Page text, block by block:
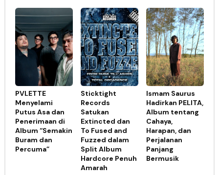
PVLETTE
Menyelami
Putus Asa dan
Penerimaan di
Album “Semakin
Buram dan
Percuma”
Sticktight
Records
Satukan
Extincted dan
To Fused and
Fuzzed dalam
Split Album
Hardcore Penuh
Amarah
Ismam Saurus
Hadirkan PELITA,
Album tentang
Cahaya,
Harapan, dan
Perjalanan
Panjang
Bermusik